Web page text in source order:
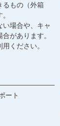
るもの（外箱
い場合や、キャ
があります。
用ください。
ート